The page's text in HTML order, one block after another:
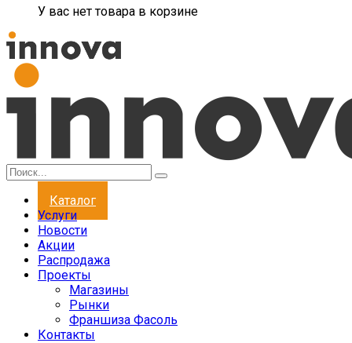
У вас нет товара в корзине
Каталог
Услуги
Новости
Акции
Распродажа
Проекты
Магазины
Рынки
Франшиза Фасоль
Контакты